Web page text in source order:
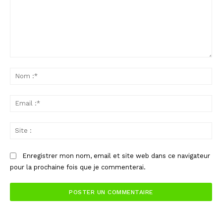
Enregistrer mon nom, email et site web dans ce navigateur
pour la prochaine fois que je commenterai.